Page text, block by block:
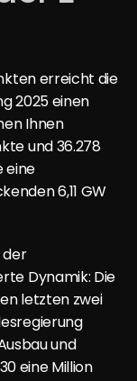
erreicht die
2025 einen
Ihnen
und 36.278
eine
6,11 GW
der
Dynamik: Die
letzten zwei
und
eine Million